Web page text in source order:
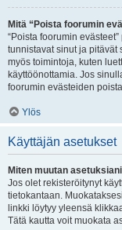
Mitä “Poista foorumin
“Poista foorumin
tunnistavat sinut ja pitävät
myös toimintoja, kuten
käyttöönottamia. Jos
foorumin evästeiden
Ylös
Käyttäjän asetukset
Miten muutan
Jos olet rekisteröitynyt
tietokantaan.
linkki löytyy yleensä
Tätä kautta voit muokata